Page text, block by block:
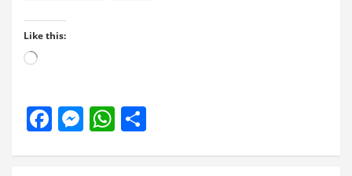
Like this:
Loading…
F
M W